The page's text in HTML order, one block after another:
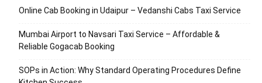
Online Cab Booking in Udaipur – Vedanshi Cabs Taxi Service
Mumbai Airport to Navsari Taxi Service – Affordable &
Reliable Gogacab Booking
SOPs in Action: Why Standard Operating Procedures Define